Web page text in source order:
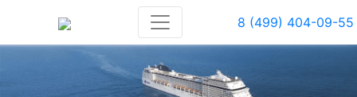
8 (499) 404-09-55